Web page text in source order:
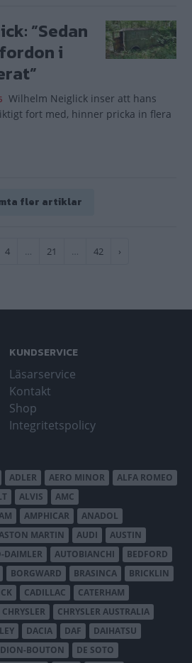
”Sedan
i
Wilhelm Neiglick inser att hans
fort med, hinner pricka in flera
fler artiklar
Sida
4 … Sida
21 … Sida
42
Nästa
›
KUNDSERVICE
Läsarservice
Kontakt
Shop
Integritetspolicy
ADLER AERO MINOR
ALFA ROMEO
ALVIS
AMC
AMPHICAR
ANADOL
MARTIN AUDI
AUSTIN
DAIMLER AUTOBIANCHI
BEDFORD
BORGWARD BRASINCA
BRICKLIN
CADILLAC
CATERHAM
CHRYSLER
CHRYSLER AUSTRALIA
DACIA DAF
DAIHATSU
BOUTON
DE SOTO